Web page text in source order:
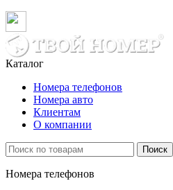
Каталог
Номера телефонов
Номера авто
Клиентам
О компании
Поиск
Номера телефонов